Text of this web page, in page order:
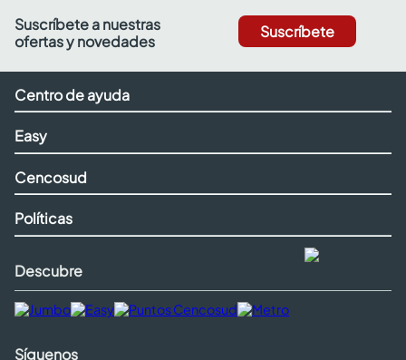
Suscríbete a nuestras
ofertas y novedades
Suscríbete
Centro de ayuda
Easy
Cencosud
Políticas
Descubre
Síguenos